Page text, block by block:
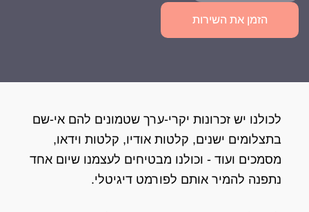
הזמן את השירות
לכולנו יש זכרונות יקרי-ערך שטמונים להם אי-שם
בתצלומים ישנים, קלטות אודיו, קלטות וידאו,
מסמכים ועוד - וכולנו מבטיחים לעצמנו שיום אחד
נתפנה להמיר אותם לפורמט דיגיטלי.